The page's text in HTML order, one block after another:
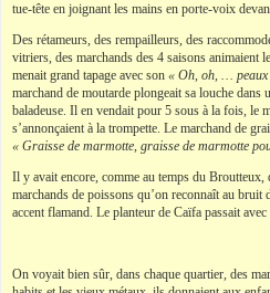
tue-tête en joignant les mains en porte-voix
Des rétameurs, des rempailleurs, des
vitriers, des marchands des 4 saisons animaient
menait grand tapage avec son « Oh, oh, … peaux
marchand de moutarde plongeait sa louche
baladeuse. Il en vendait pour 5 sous à la fois, le
s’annonçaient à la trompette. Le marchand de
« Graisse de marmotte, graisse de marmotte
Il y avait encore, comme au temps du Broutteux,
marchands de poissons qu’on reconnaît au
accent flamand. Le planteur de Caïfa passait avec
On voyait bien sûr, dans chaque quartier, des